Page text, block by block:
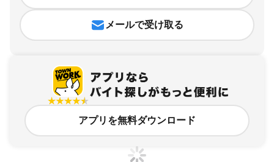
メールで受け取る
アプリを無料ダウンロード